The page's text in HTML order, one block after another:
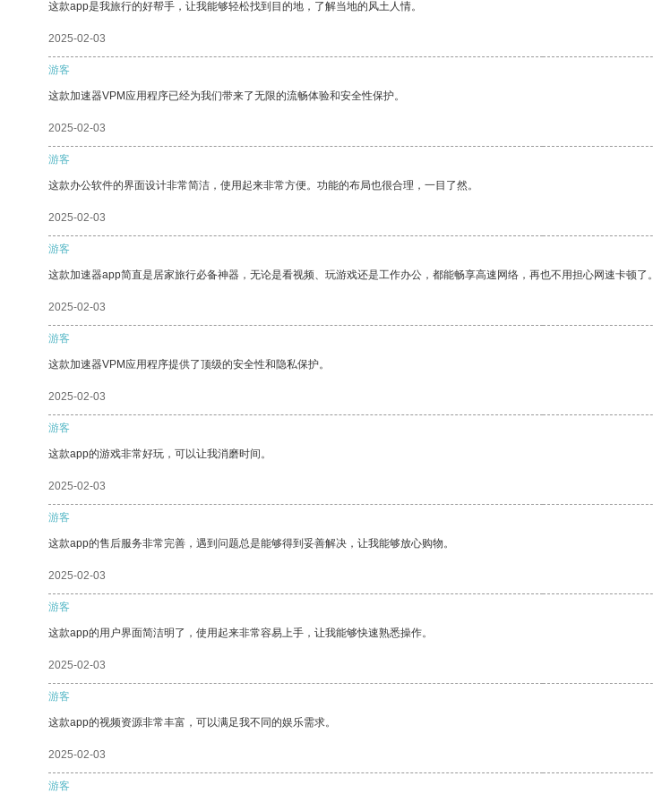
这款app是我旅行的好帮手，让我能够轻松找到目的地，了解当地的风土人情。
2025-02-03
游客
这款加速器VPM应用程序已经为我们带来了无限的流畅体验和安全性保护。
2025-02-03
游客
这款办公软件的界面设计非常简洁，使用起来非常方便。功能的布局也很合理，一目了然。
2025-02-03
游客
这款加速器app简直是居家旅行必备神器，无论是看视频、玩游戏还是工作办公，都能畅享高速网络，再也不用担心网速卡顿了。
2025-02-03
游客
这款加速器VPM应用程序提供了顶级的安全性和隐私保护。
2025-02-03
游客
这款app的游戏非常好玩，可以让我消磨时间。
2025-02-03
游客
这款app的售后服务非常完善，遇到问题总是能够得到妥善解决，让我能够放心购物。
2025-02-03
游客
这款app的用户界面简洁明了，使用起来非常容易上手，让我能够快速熟悉操作。
2025-02-03
游客
这款app的视频资源非常丰富，可以满足我不同的娱乐需求。
2025-02-03
游客